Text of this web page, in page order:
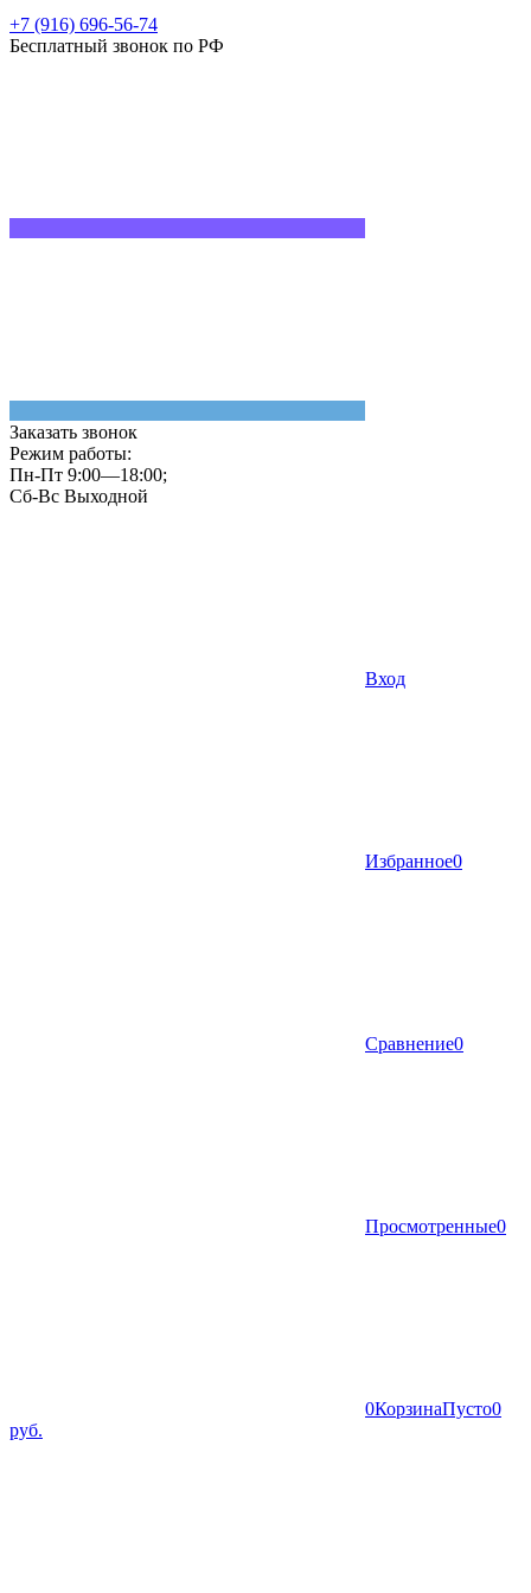
+7 (916) 696-56-74
Бесплатный звонок по РФ
Заказать звонок
Режим работы:
Пн-Пт 9:00—18:00;
Сб-Вс Выходной
Вход
Избранное0
Сравнение0
Просмотренные0
0КорзинаПусто0
руб.